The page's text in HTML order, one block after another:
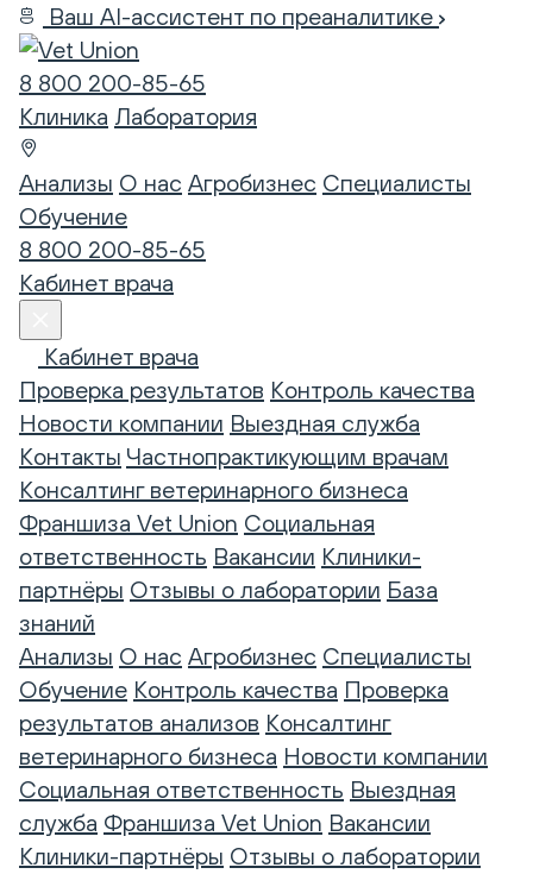
Ваш AI-ассистент по преаналитике
8 800 200-85-65
Клиника Лаборатория
Анализы О нас Агробизнес Специалисты
Обучение
8 800 200-85-65
Кабинет врача
Кабинет врача
Проверка результатов Контроль качества
Новости компании Выездная служба
Контакты Частнопрактикующим врачам
Консалтинг ветеринарного бизнеса
Франшиза Vet Union Социальная
ответственность Вакансии Клиники-
партнёры Отзывы о лаборатории База
знаний
Анализы О нас Агробизнес Специалисты
Обучение Контроль качества Проверка
результатов анализов Консалтинг
ветеринарного бизнеса Новости компании
Социальная ответственность Выездная
служба Франшиза Vet Union Вакансии
Клиники-партнёры Отзывы о лаборатории